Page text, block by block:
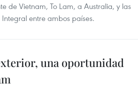
de Vietnam, To Lam, a Australia, y las
entre ambos países.
una oportunidad